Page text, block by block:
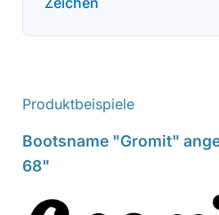
Produktbeispiele
Bootsname "Gromit"
68"